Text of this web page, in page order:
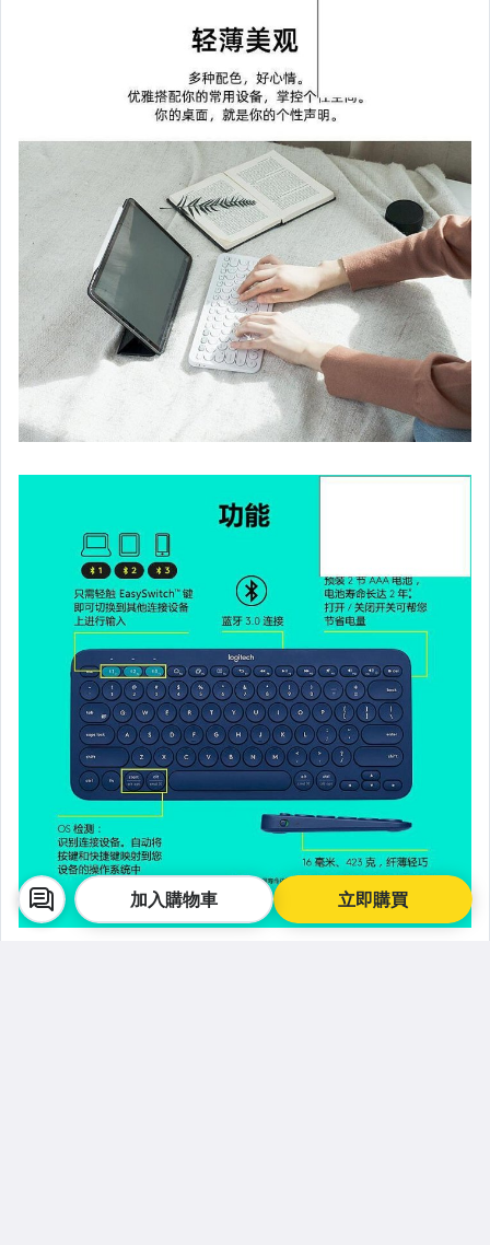
立即購買
加入購物車